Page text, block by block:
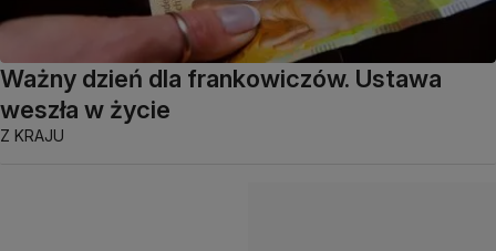
Ważny dzień dla frankowiczów. Ustawa
weszła w życie
Z KRAJU